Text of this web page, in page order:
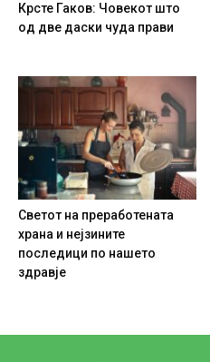
Крсте Гаков: Човекот што
од две даски чуда прави
Светот на преработената
храна и нејзините
последици по нашето
здравје